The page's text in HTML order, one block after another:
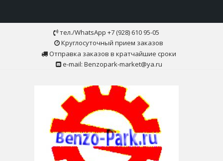
тел./WhatsApp +7 (928) 610 95-05
Круглосуточный прием заказов
Отправка заказов в кратчайшие сроки
e-mail: Benzopark-market@ya.ru